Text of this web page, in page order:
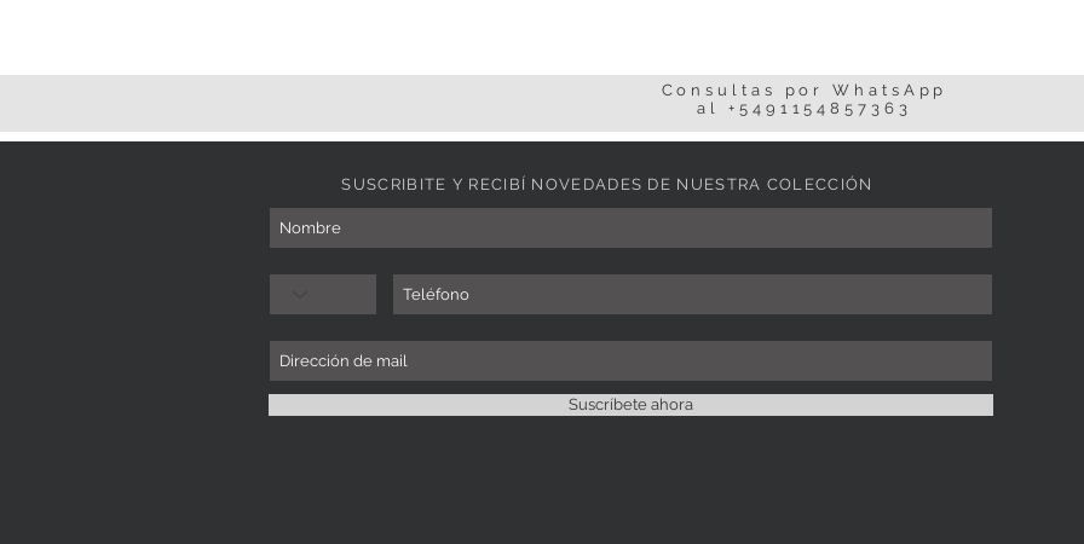
Consultas por WhatsApp
al +5491154857363
SUSCRIBITE Y RECIBÍ NOVEDADES DE NUESTRA COLECCIÓN
Suscríbete ahora